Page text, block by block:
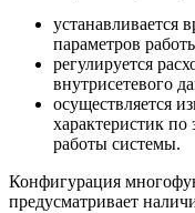
устанавливается
параметров
регулируется
внутрисетевого
осуществляется
характеристик по
работы системы.
Конфигурация
предусматривает